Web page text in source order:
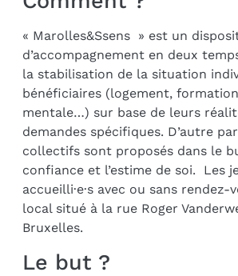
« Marolles&Ssens » est un
d’accompagnement en deux
la stabilisation de la situation
bénéficiaires (logement,
mentale…) sur base de leurs
demandes spécifiques. D’autre
collectifs sont proposés dans le
confiance et l’estime de soi. Les
accueilli·e·s avec ou sans rendez-
local situé à la rue Roger
Bruxelles.
Le but ?